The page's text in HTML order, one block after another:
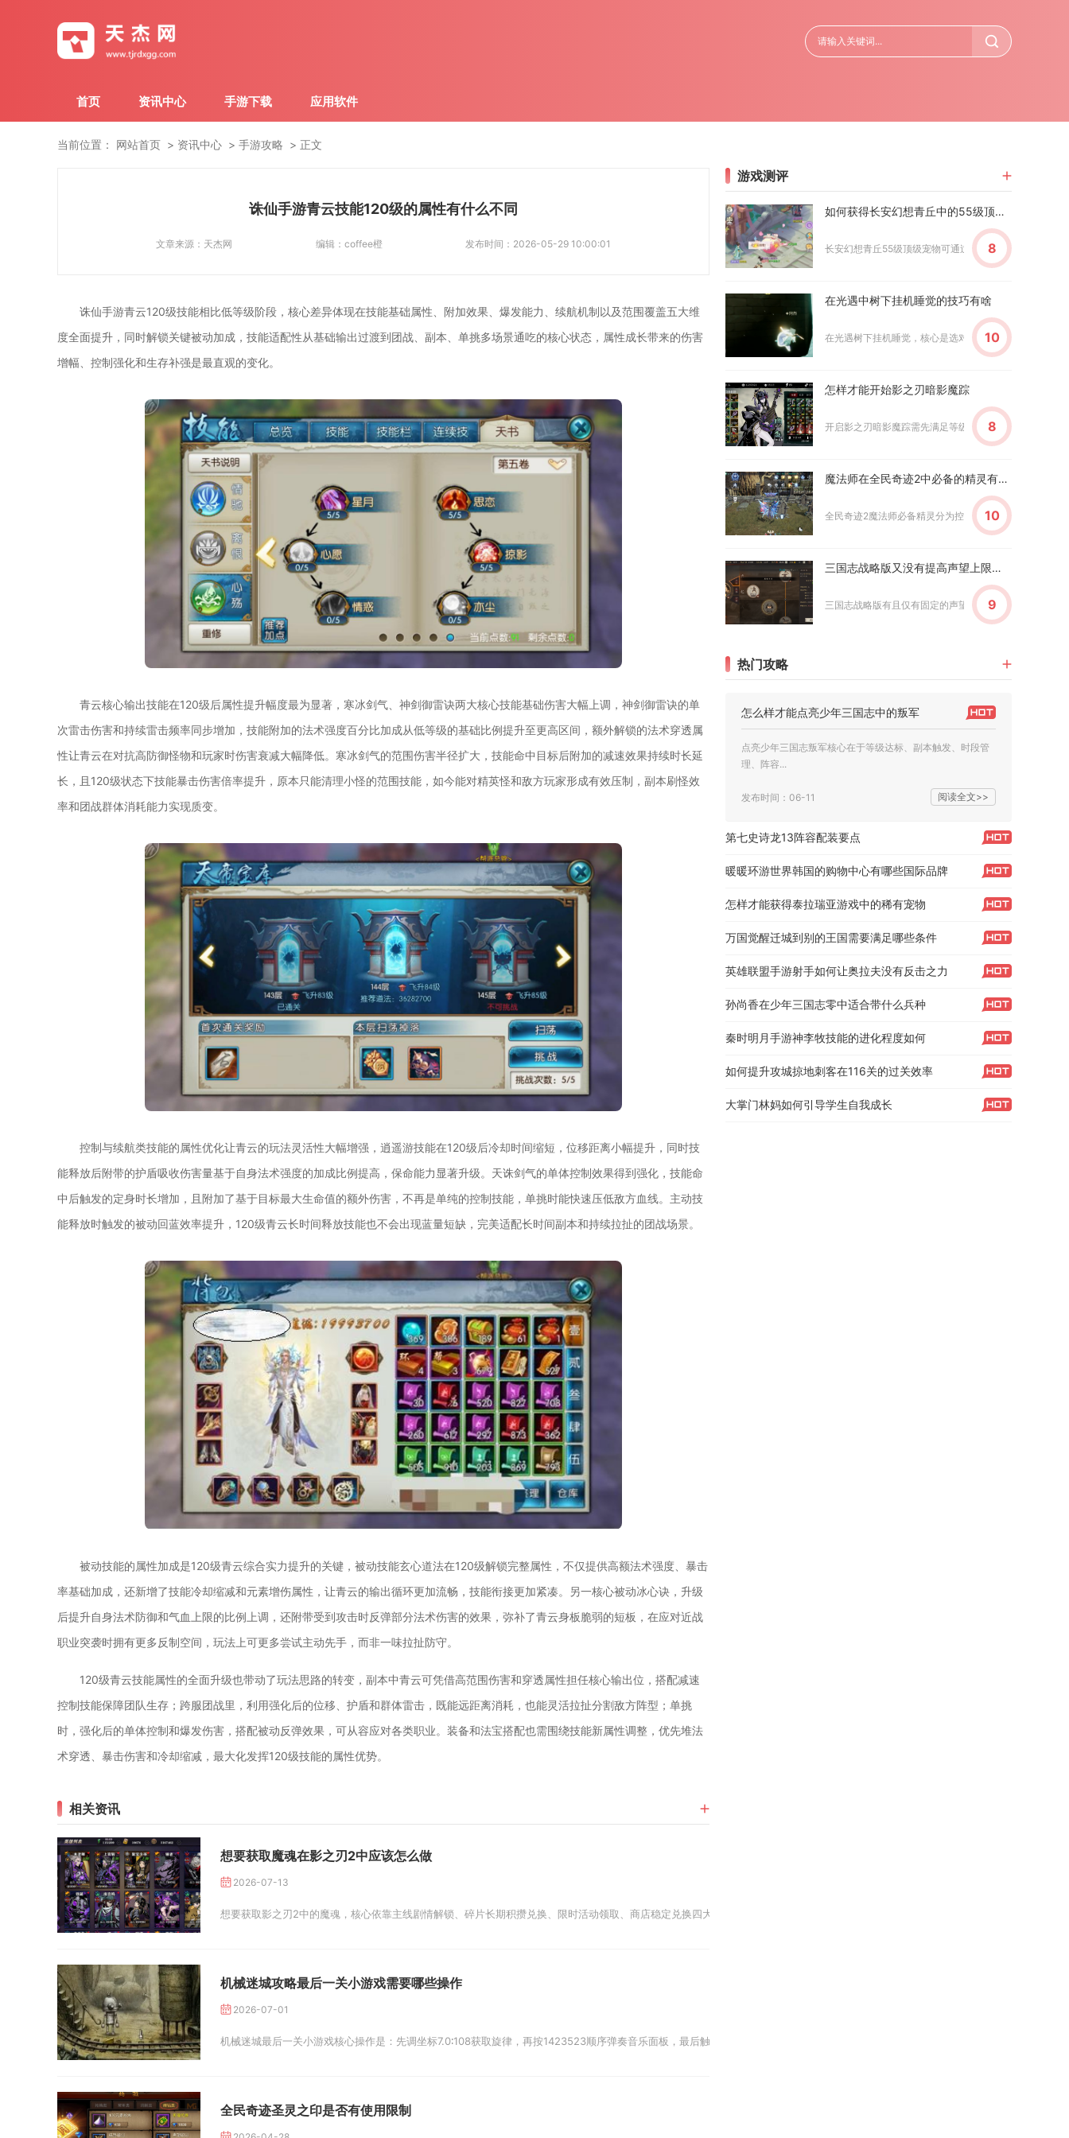
首页 资讯中心 手游下载 应用软件
当前位置： 网站首页 资讯中心 手游攻略 正文
诛仙手游青云技能120级的属性有什么不同
文章来源： 天杰网 编辑： coffee橙 发布时间： 2026-05-29 10:00:01
诛仙手游青云120级技能相比低等级阶段，核心差异体现在技能基础属性、附加效果、爆发能力、续航机制以及范围覆盖五大维
度全面提升，同时解锁关键被动加成，技能适配性从基础输出过渡到团战、副本、单挑多场景通吃的核心状态，属性成长带来的伤害
增幅、控制强化和生存补强是最直观的变化。
青云核心输出技能在120级后属性提升幅度最为显著，寒冰剑气、神剑御雷诀两大核心技能基础伤害大幅上调，神剑御雷诀的单
次雷击伤害和持续雷击频率同步增加，技能附加的法术强度百分比加成从低等级的基础比例提升至更高区间，额外解锁的法术穿透属
性让青云在对抗高防御怪物和玩家时伤害衰减大幅降低。寒冰剑气的范围伤害半径扩大，技能命中目标后附加的减速效果持续时长延
长，且120级状态下技能暴击伤害倍率提升，原本只能清理小怪的范围技能，如今能对精英怪和敌方玩家形成有效压制，副本刷怪效
率和团战群体消耗能力实现质变。
控制与续航类技能的属性优化让青云的玩法灵活性大幅增强，逍遥游技能在120级后冷却时间缩短，位移距离小幅提升，同时技
能释放后附带的护盾吸收伤害量基于自身法术强度的加成比例提高，保命能力显著升级。天诛剑气的单体控制效果得到强化，技能命
中后触发的定身时长增加，且附加了基于目标最大生命值的额外伤害，不再是单纯的控制技能，单挑时能快速压低敌方血线。主动技
能释放时触发的被动回蓝效率提升，120级青云长时间释放技能也不会出现蓝量短缺，完美适配长时间副本和持续拉扯的团战场景。
被动技能的属性加成是120级青云综合实力提升的关键，被动技能玄心道法在120级解锁完整属性，不仅提供高额法术强度、暴击
率基础加成，还新增了技能冷却缩减和元素增伤属性，让青云的输出循环更加流畅，技能衔接更加紧凑。另一核心被动冰心诀，升级
后提升自身法术防御和气血上限的比例上调，还附带受到攻击时反弹部分法术伤害的效果，弥补了青云身板脆弱的短板，在应对近战
职业突袭时拥有更多反制空间，玩法上可更多尝试主动先手，而非一味拉扯防守。
120级青云技能属性的全面升级也带动了玩法思路的转变，副本中青云可凭借高范围伤害和穿透属性担任核心输出位，搭配减速
控制技能保障团队生存；跨服团战里，利用强化后的位移、护盾和群体雷击，既能远距离消耗，也能灵活拉扯分割敌方阵型；单挑
时，强化后的单体控制和爆发伤害，搭配被动反弹效果，可从容应对各类职业。装备和法宝搭配也需围绕技能新属性调整，优先堆法
术穿透、暴击伤害和冷却缩减，最大化发挥120级技能的属性优势。
相关资讯
想要获取魔魂在影之刃2中应该怎么做
2026-07-13
想要获取影之刃2中的魔魂，核心依靠主线剧情解锁、碎片长期积攒兑换、限时活动领取、商店稳定兑换四大渠道，兼顾零氪长期积累与速成快速获取两套思路，合理搭配所有玩法即可
机械迷城攻略最后一关小游戏需要哪些操作
2026-07-01
机械迷城最后一关小游戏核心操作是：先调坐标7.0∶108获取旋律，再按1423523顺序弹奏音乐面板，最后触发开关放出梯子通关。进入最终场景后，需先回到大头机器人所在房间，带着
全民奇迹圣灵之印是否有使用限制
游戏测评
如何获得长安幻想青丘中的55级顶级宠物
长安幻想青丘55级顶级宠物可通过委托寻妖、手动通灵寻
8
在光遇中树下挂机睡觉的技巧有啥
在光遇树下挂机睡觉，核心是选对安全隐蔽的树下点位、
10
怎样才能开始影之刃暗影魔踪
开启影之刃暗影魔踪需先满足等级前置、完成解锁任务、
8
魔法师在全民奇迹2中必备的精灵有哪些
全民奇迹2魔法师必备精灵分为控场核心、输出增益、生
10
三国志战略版又没有提高声望上限的技巧
三国志战略版有且仅有固定的声望上限提升途径，不存在
9
热门攻略
怎么样才能点亮少年三国志中的叛军
点亮少年三国志叛军核心在于等级达标、副本触发、时段管
理、阵容...
发布时间：06-11 阅读全文>>
第七史诗龙13阵容配装要点
暖暖环游世界韩国的购物中心有哪些国际品牌
怎样才能获得泰拉瑞亚游戏中的稀有宠物
万国觉醒迁城到别的王国需要满足哪些条件
英雄联盟手游射手如何让奥拉夫没有反击之力
孙尚香在少年三国志零中适合带什么兵种
秦时明月手游神李牧技能的进化程度如何
如何提升攻城掠地刺客在116关的过关效率
大掌门林妈如何引导学生自我成长